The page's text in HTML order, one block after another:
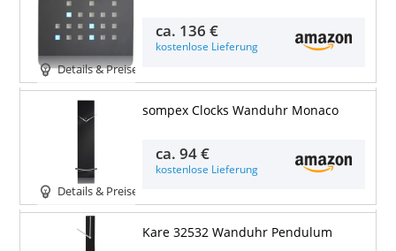
Details & Preise
ca. 136 €
kostenlose Lieferung
Details & Preise
sompex Clocks Wanduhr Monaco
ca.94 €
kostenlose Lieferung
Kare 32532 Wanduhr Pendulum